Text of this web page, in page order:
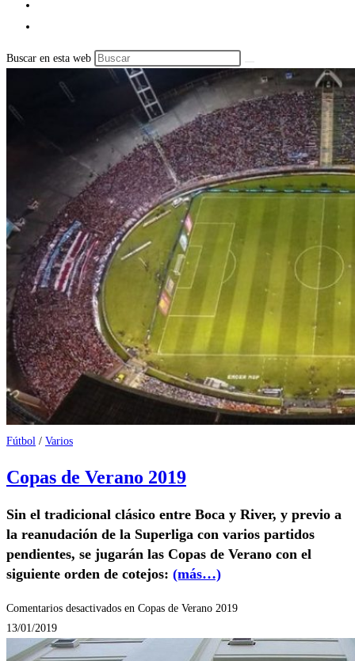
Buscar en esta web
Fútbol / Varios
Copas de Verano 2019
Sin el tradicional clásico entre Boca y River, y previo a
la reanudación de la Superliga con varios partidos
pendientes, se jugarán las Copas de Verano con el
siguiente orden de cotejos: (más…)
Comentarios desactivados en Copas de Verano 2019
13/01/2019